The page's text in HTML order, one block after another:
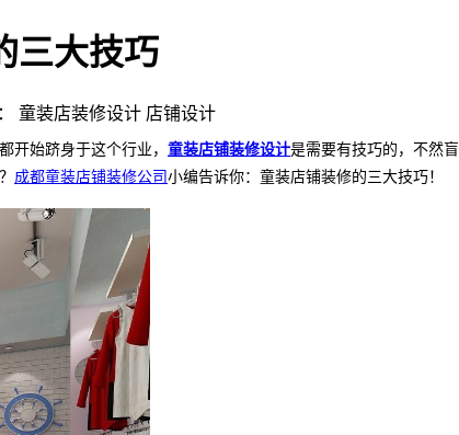
三大技巧
童装店装修设计 店铺设计
开始跻身于这个行业， 童装店铺装修设计是需要有技巧的，不然盲
成都童装店铺装修公司 小编告诉你：童装店铺装修的三大技巧！